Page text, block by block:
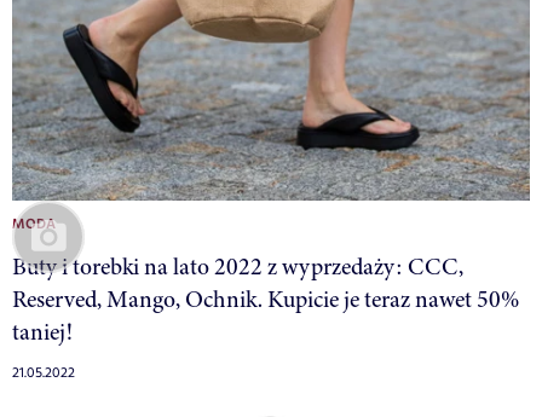
MODA
Buty i torebki na lato 2022 z wyprzedaży: CCC,
Reserved, Mango, Ochnik. Kupicie je teraz nawet 50%
taniej!
21.05.2022